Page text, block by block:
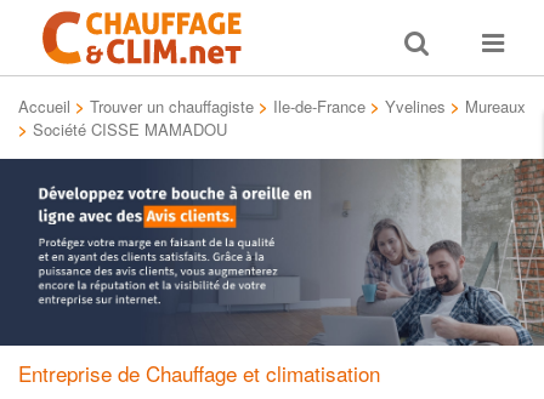
Toggle
search
Toggle
Accueil > Trouver un chauffagiste > Ile-de-France > Yvelines > Mureaux
> Société CISSE MAMADOU
Entreprise de Chauffage et climatisation